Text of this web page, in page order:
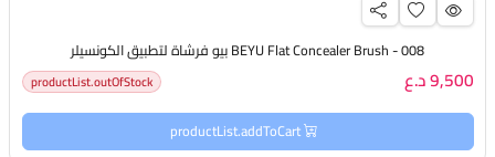
BEYU Flat Concealer Brush - 008 بيو فرشاة لتطبيق الكونسيلر
9,500 د.ع productList.outOfStock
productList.addToCart